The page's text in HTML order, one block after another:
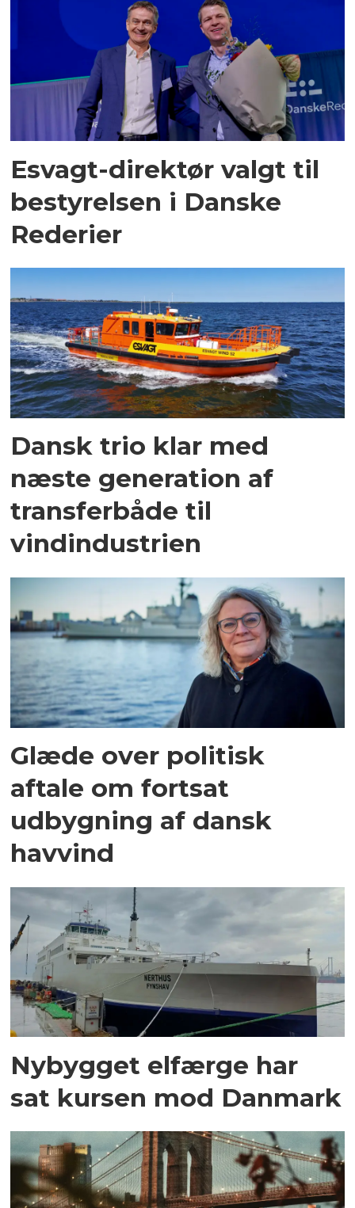
Esvagt-direktør valgt til
bestyrelsen i Danske
Rederier
Dansk trio klar med
næste generation af
transferbåde til
vindindustrien
Glæde over politisk
aftale om fortsat
udbygning af dansk
havvind
Nybygget elfærge har
sat kursen mod Danmark